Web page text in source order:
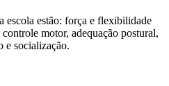
escola estão: força e flexibilidade
motor, adequação postural,
e socialização.